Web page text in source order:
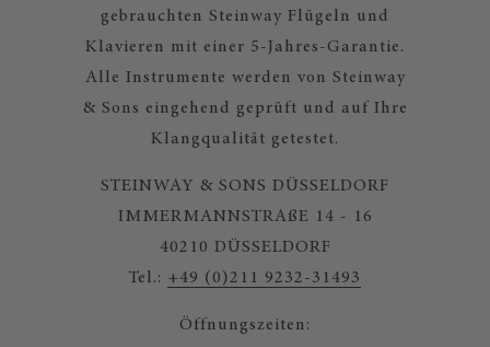
gebrauchten Steinway Flügeln und
Klavieren mit einer 5-Jahres-Garantie.
Alle Instrumente werden von Steinway
& Sons eingehend geprüft und auf Ihre
Klangqualität getestet.
STEINWAY & SONS DÜSSELDORF
IMMERMANNSTRAßE 14 - 16
40210 DÜSSELDORF
Tel.: +49 (0)211 9232-31493
Öffnungszeiten: